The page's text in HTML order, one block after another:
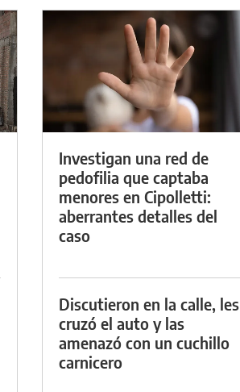
Investigan una red de
pedofilia que captaba
menores en Cipolletti:
aberrantes detalles del
caso
Discutieron en la calle, les
cruzó el auto y las
amenazó con un cuchillo
carnicero